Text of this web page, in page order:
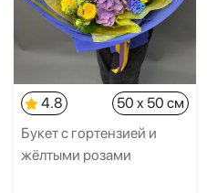
4.8
50 x 50 см
Букет с гортензией и
жёлтыми розами